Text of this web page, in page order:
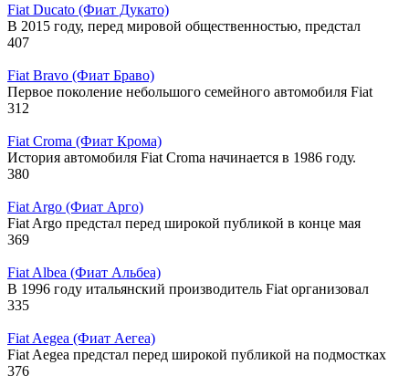
Fiat Ducato (Фиат Дукато)
В 2015 году, перед мировой общественностью, предстал
407
Fiat Bravo (Фиат Браво)
Первое поколение небольшого семейного автомобиля Fiat
312
Fiat Croma (Фиат Крома)
История автомобиля Fiat Croma начинается в 1986 году.
380
Fiat Argo (Фиат Арго)
Fiat Argo предстал перед широкой публикой в конце мая
369
Fiat Albea (Фиат Альбеа)
В 1996 году итальянский производитель Fiat организовал
335
Fiat Aegea (Фиат Аегеа)
Fiat Aegea предстал перед широкой публикой на подмостках
376